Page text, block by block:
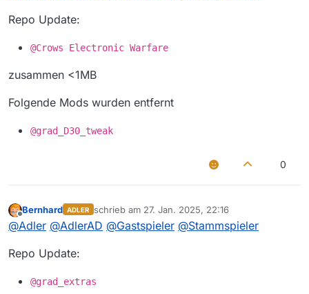
Repo Update:
@Crows Electronic Warfare
zusammen <1MB
Folgende Mods wurden entfernt
@grad_D30_tweak
0
Offline
Bernhard ADLER schrieb am 27. Jan. 2025, 22:16
zuletzt editiert von
@Adler @AdlerAD @Gastspieler @Stammspieler
Repo Update:
@grad_extras